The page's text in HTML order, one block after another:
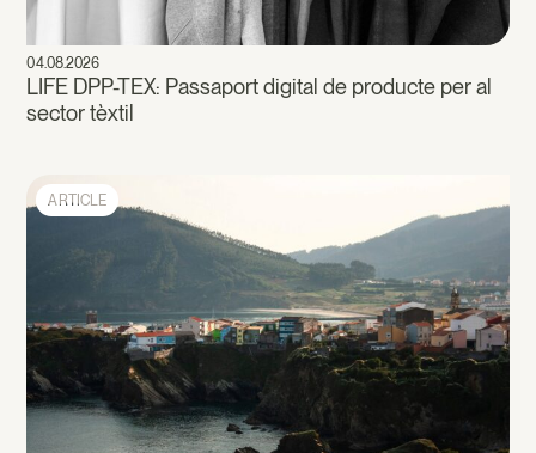
04.08.2026
LIFE DPP-TEX: Passaport digital de producte per al
sector tèxtil
ARTICLE